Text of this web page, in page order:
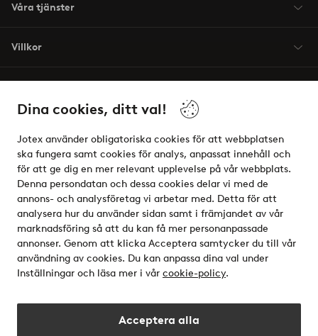
Dina cookies, ditt val!
Jotex använder obligatoriska cookies för att webbplatsen
ska fungera samt cookies för analys, anpassat innehåll och
för att ge dig en mer relevant upplevelse på vår webbplats.
Denna persondatan och dessa cookies delar vi med de
annons- och analysföretag vi arbetar med. Detta för att
analysera hur du använder sidan samt i främjandet av vår
marknadsföring så att du kan få mer personanpassade
annonser. Genom att klicka Acceptera samtycker du till vår
användning av cookies. Du kan anpassa dina val under
Inställningar och läsa mer i vår cookie-policy.
Acceptera alla
Våra tjänster
Villkor
Säkra betalningar - Betala direkt eller dela upp
Vill du veta mer om våra betalalternativ?
elpy